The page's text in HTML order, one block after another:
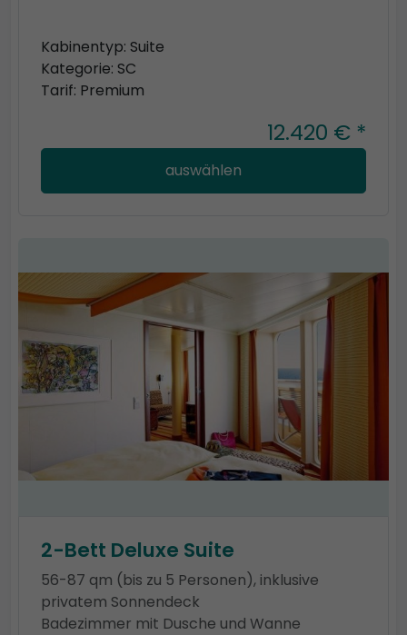
Kabinentyp: Suite
Kategorie: SC
Tarif: Premium
12.420 € *
auswählen
2-Bett Deluxe Suite
56-87 qm (bis zu 5 Personen), inklusive
privatem Sonnendeck
Badezimmer mit Dusche und Wanne